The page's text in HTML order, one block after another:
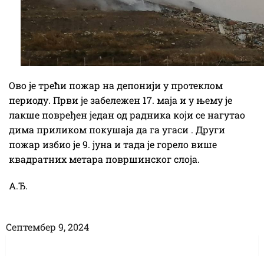
Ово је трећи пожар на депонији у протеклом
периоду. Први је забележен 17. маја и у њему је
лакше повређен један од радника који се нагутао
дима приликом покушаја да га угаси . Други
пожар избио је 9. јуна и тада је горело више
квадратних метара површинског слоја.
А.Ђ.
Септембер 9, 2024